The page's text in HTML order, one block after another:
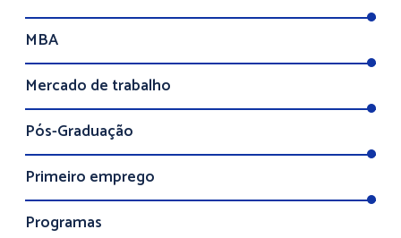
MBA
Mercado de trabalho
Pós-Graduação
Primeiro emprego
Programas